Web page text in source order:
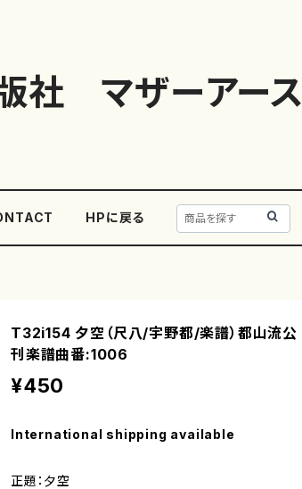
社 マザーアース
HPに戻る
T32i154 夕空（尺八/宇野都/楽譜）都山流公
刊楽譜曲番:1006
¥450
International shipping available
正題：夕空